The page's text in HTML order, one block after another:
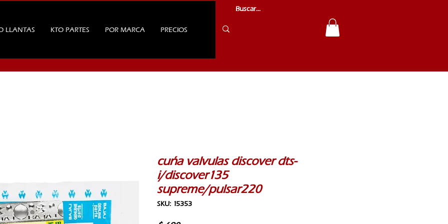
LLANTAS KTO PARTES POR MARCA PRECIOS
cuña valvulas discover dts-
i/discover135
supreme/pulsar220
SKU: 15353